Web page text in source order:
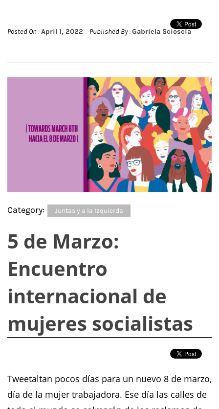
Posted On :April 1, 2022 Published By :Gabriela Scioscia
Category: Juntas y a la Izquierda
5 de Marzo:
Encuentro
internacional de
mujeres socialistas
Tweetaltan pocos días para un nuevo 8 de marzo,
día de la mujer trabajadora. Ese día las calles de